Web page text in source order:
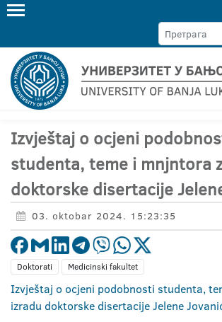
Izvještaj o ocjeni
studenta, teme i mnjntora
doktorske disertacije
03. oktobar 2024. 15:23:35
Doktorati Medicinski fakultet
Izvještaj o ocjeni podobnosti studenta,
izradu doktorske disertacije Jelene